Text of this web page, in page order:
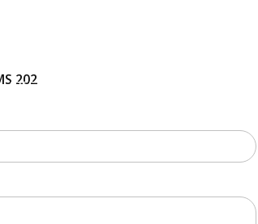
2000 РУБЛЕЙ!
202